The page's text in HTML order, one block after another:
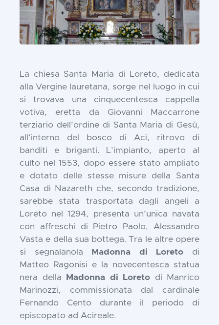
La chiesa Santa Maria di Loreto, dedicata
alla Vergine lauretana, sorge nel luogo in cui
si trovava una cinquecentesca cappella
votiva, eretta da Giovanni Maccarrone
terziario dell’ordine di Santa Maria di Gesù,
all’interno del bosco di Aci, ritrovo di
banditi e briganti. L’impianto, aperto al
culto nel 1553, dopo essere stato ampliato
e dotato delle stesse misure della Santa
Casa di Nazareth che, secondo tradizione,
sarebbe stata trasportata dagli angeli a
Loreto nel 1294, presenta un’unica navata
con affreschi di Pietro Paolo, Alessandro
Vasta e della sua bottega. Tra le altre opere
si segnalanola
Madonna di Loreto di
Matteo Ragonisi e la novecentesca statua
nera della
Madonna di Loreto di Manrico
Marinozzi, commissionata dal cardinale
Fernando Cento durante il periodo di
episcopato ad Acireale.